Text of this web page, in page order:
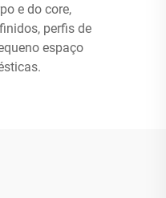
e do core,
perfis de
espaço